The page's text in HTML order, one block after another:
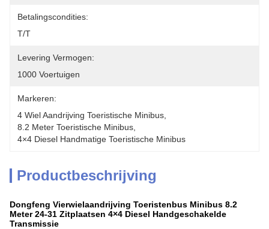
Betalingscondities:
T/T
Levering Vermogen:
1000 Voertuigen
Markeren:
4 Wiel Aandrijving Toeristische Minibus
8.2 Meter Toeristische Minibus
4×4 Diesel Handmatige Toeristische Minibus
Productbeschrijving
Dongfeng Vierwielaandrijving Toeristenbus Minibus 8.2
Meter 24-31 Zitplaatsen 4×4 Diesel Handgeschakelde
Transmissie